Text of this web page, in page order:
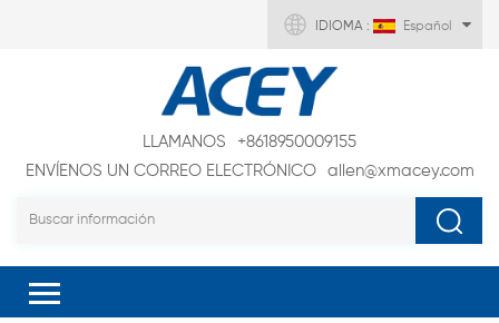
IDIOMA : Español
LLAMANOS
+8618950009155
ENVÍENOS UN CORREO ELECTRÓNICO
allen@xmacey.com